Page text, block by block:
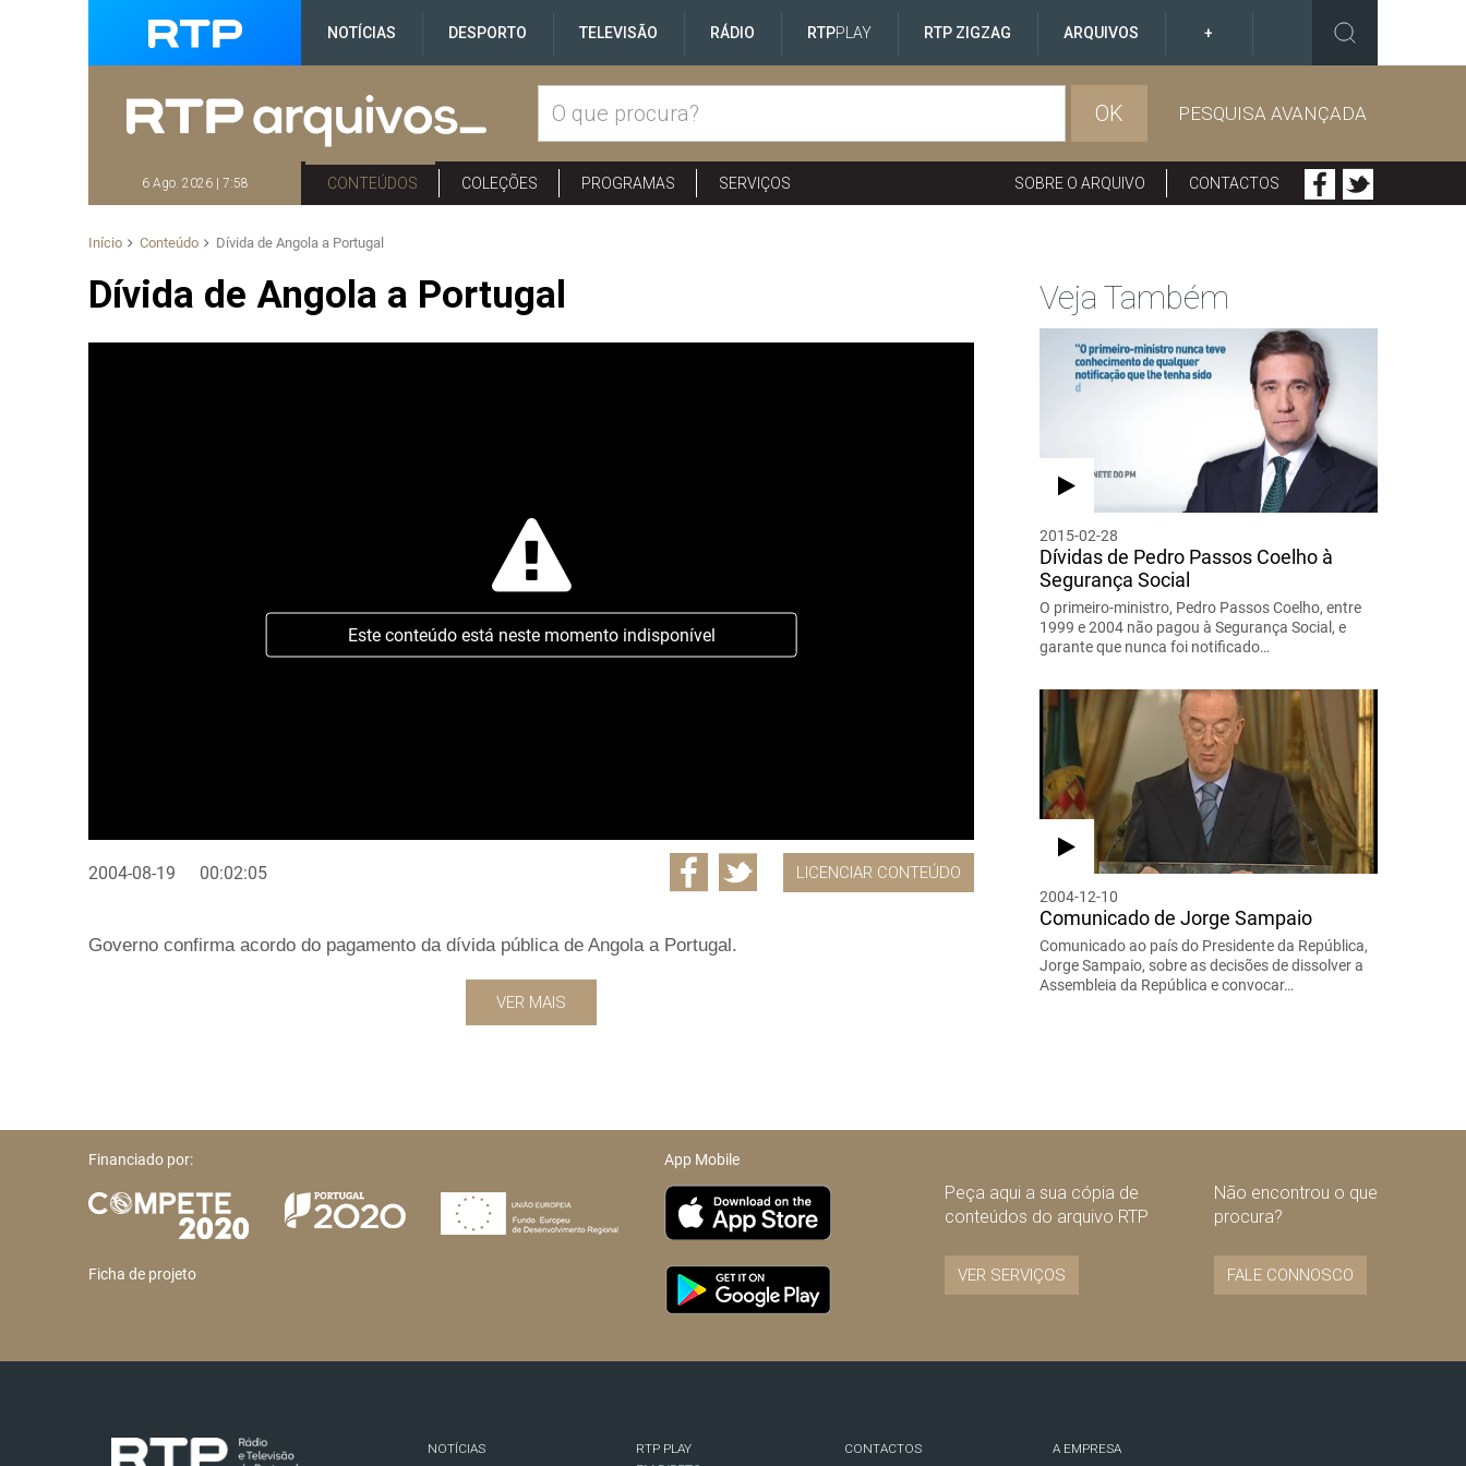
NOTÍCIAS DESPORTO TELEVISÃO RÁDIO RTPPLAY RTP ZIGZAG ARQUIVOS +
OK PESQUISA AVANÇADA
6 Ago. 2026 | 7:58 CONTEÚDOS COLEÇÕES PROGRAMAS SERVIÇOS SOBRE O ARQUIVO CONTACTOS
Início Conteúdo Dívida de Angola a Portugal
Dívida de Angola a Portugal
Este conteúdo está neste momento indisponível
2004-08-19 00:02:05 LICENCIAR CONTEÚDO
Governo confirma acordo do pagamento da dívida pública de Angola a Portugal.
VER MAIS
Veja Também
2015-02-28
Dívidas de Pedro Passos Coelho à
Segurança Social
O primeiro-ministro, Pedro Passos Coelho, entre
1999 e 2004 não pagou à Segurança Social, e
garante que nunca foi notificado…
2004-12-10
Comunicado de Jorge Sampaio
Comunicado ao país do Presidente da República,
Jorge Sampaio, sobre as decisões de dissolver a
Assembleia da República e convocar…
Financiado por:
Ficha de projeto
App Mobile
Peça aqui a sua cópia de
conteúdos do arquivo RTP
VER SERVIÇOS
Não encontrou o que
procura?
FALE CONNOSCO
NOTÍCIAS
RTP PLAY
CONTACTOS
A EMPRESA